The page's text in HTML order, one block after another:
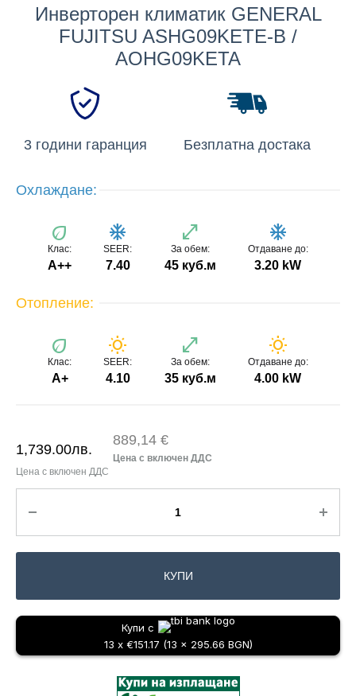
Инверторен климатик GENERAL
FUJITSU ASHG09KETE-B /
AOHG09KETA
3 години гаранция Безплатна достака
Охлаждане:
eco
Клас:
A++
ac_unit
SEER:
7.40
open_in_full
За обем:
45 куб.м
ac_unit
Отдаване до:
3.20 kW
Отопление:
eco
Клас:
A+
wb_sunny
SEER:
4.10
open_in_full
За обем:
35 куб.м
wb_sunny
Отдаване до:
4.00 kW
1,739.00лв.
889,14 €
КУПИ
Купи с
13 x €151.17 (13 x 295.66 BGN)